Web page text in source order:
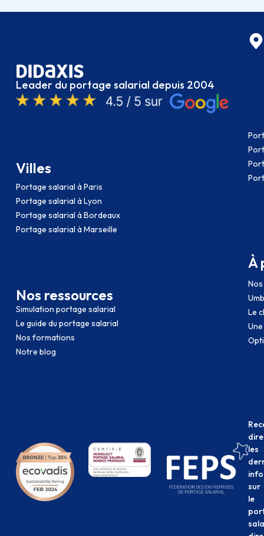
Leader du portage salarial depuis 2004
Villes
Portage salarial à Paris
Portage salarial à Lyon
Portage salarial à Bordeaux
Portage salarial à Marseille
Nos ressources
Simulation portage salarial
Le guide du portage salarial
Nos formations
Notre blog
À
Le
les
sur
le